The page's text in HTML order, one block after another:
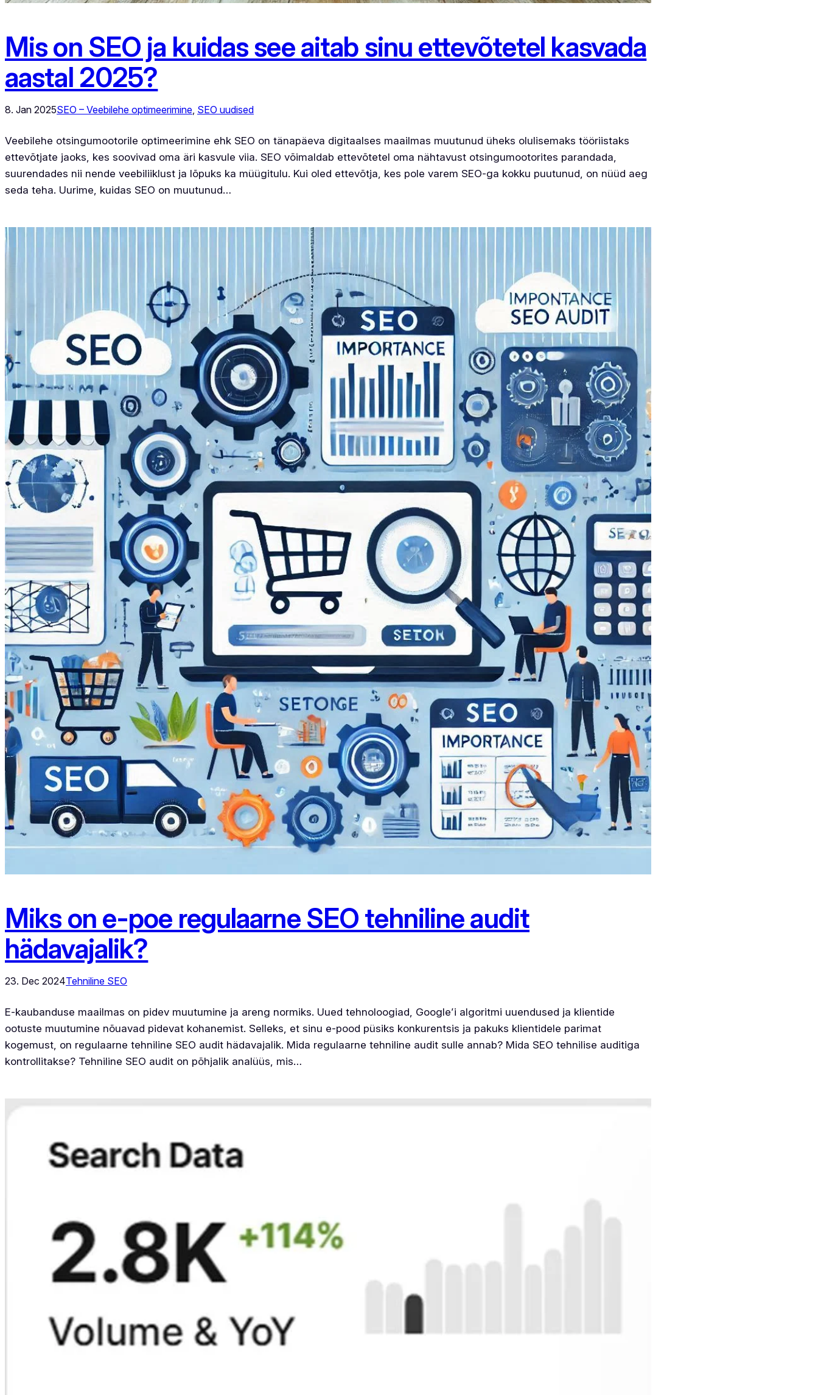
Mis on SEO ja kuidas see aitab sinu ettevõtetel kasvada
aastal 2025?
8. Jan 2025SEO – Veebilehe optimeerimine, SEO uudised
Veebilehe otsingumootorile optimeerimine ehk SEO on tänapäeva digitaalses maailmas muutunud üheks olulisemaks tööriistaks
ettevõtjate jaoks, kes soovivad oma äri kasvule viia. SEO võimaldab ettevõtetel oma nähtavust otsingumootorites parandada,
suurendades nii nende veebiliiklust ja lõpuks ka müügitulu. Kui oled ettevõtja, kes pole varem SEO-ga kokku puutunud, on nüüd aeg
seda teha. Uurime, kuidas SEO on muutunud…
Miks on e-poe regulaarne SEO tehniline audit
hädavajalik?
23. Dec 2024Tehniline SEO
E-kaubanduse maailmas on pidev muutumine ja areng normiks. Uued tehnoloogiad, Google’i algoritmi uuendused ja klientide
ootuste muutumine nõuavad pidevat kohanemist. Selleks, et sinu e-pood püsiks konkurentsis ja pakuks klientidele parimat
kogemust, on regulaarne tehniline SEO audit hädavajalik. Mida regulaarne tehniline audit sulle annab? Mida SEO tehnilise auditiga
kontrollitakse? Tehniline SEO audit on põhjalik analüüs, mis…